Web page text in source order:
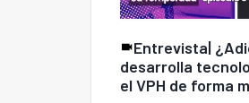
Entrevista|
desarrolla
el VPH de forma